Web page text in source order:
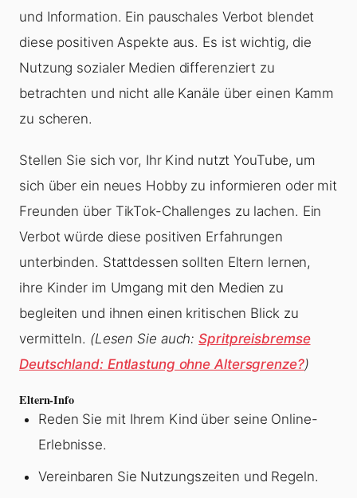
und Information. Ein pauschales Verbot blendet
diese positiven Aspekte aus. Es ist wichtig, die
Nutzung sozialer Medien differenziert zu
betrachten und nicht alle Kanäle über einen Kamm
zu scheren.
Stellen Sie sich vor, Ihr Kind nutzt YouTube, um
sich über ein neues Hobby zu informieren oder mit
Freunden über TikTok-Challenges zu lachen. Ein
Verbot würde diese positiven Erfahrungen
unterbinden. Stattdessen sollten Eltern lernen,
ihre Kinder im Umgang mit den Medien zu
begleiten und ihnen einen kritischen Blick zu
vermitteln. (Lesen Sie auch:Spritpreisbremse
Deutschland: Entlastung ohne Altersgrenze?)
Eltern-Info
Reden Sie mit Ihrem Kind über seine Online-
Erlebnisse.
Vereinbaren Sie Nutzungszeiten und Regeln.